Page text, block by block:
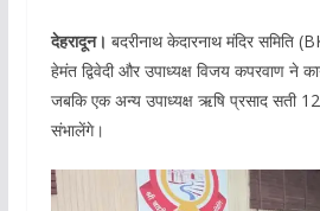
देहरादून। बदरीनाथ केदारनाथ मंदिर समिति
हेमंत द्विवेदी और उपाध्यक्ष विजय कपरवाण ने
जबकि एक अन्य उपाध्यक्ष ऋषि प्रसाद सती
संभालेंगे।